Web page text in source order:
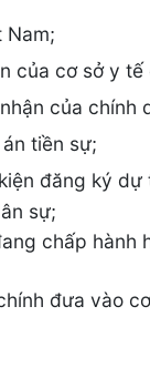
Nam;
của cơ sở y
của chính
tiền sự;
đăng ký dự
sự;
chấp
đưa vào